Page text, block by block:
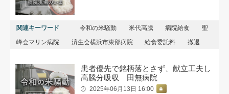
関連キーワード 令和の米騒動 米代高騰 病院給食
聖
峰会マリン病院
済生会横浜市東部病院 給食委託料 撤退
患者優先で銘柄落とさず、献立工夫し
高騰分吸収 田無病院
2025年06月13日 16:00